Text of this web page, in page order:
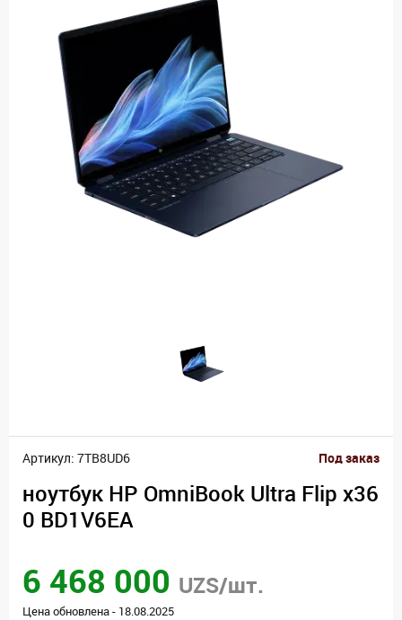
Артикул: 7TB8UD6 Под заказ
ноутбук HP OmniBook Ultra Flip x36
0 BD1V6EA
6 468 000 UZS/шт.
Цена обновлена - 18.08.2025